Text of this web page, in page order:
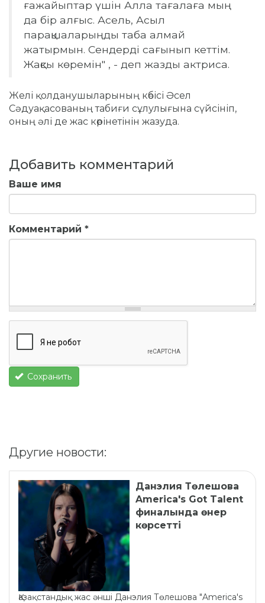
ғажайыптар үшін Алла тағалаға мың
да бір алғыс. Асель, Асыл
парақшаларыңды таба алмай
жатырмын. Сендерді сағынып кеттім.
Жақсы көремін" , - деп жазды актриса.
Желі қолданушыларының көбісі Әсел
Сәдуақасованың табиғи сұлулығына сүйсініп,
оның әлі де жас көрінетінін жазуда.
Добавить комментарий
Ваше имя
Комментарий *
Сохранить
Другие новости:
Данэлия Төлешова
America's Got Talent
финалында өнер
көрсетті
Қазақстандық жас әнші Данэлия Төлешова "America's